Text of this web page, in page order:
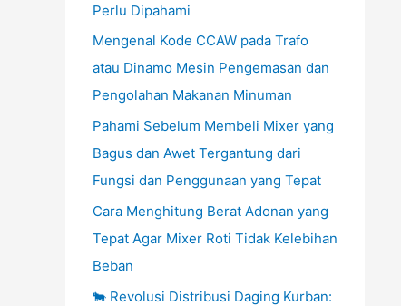
Perlu Dipahami
Mengenal Kode CCAW pada Trafo
atau Dinamo Mesin Pengemasan dan
Pengolahan Makanan Minuman
Pahami Sebelum Membeli Mixer yang
Bagus dan Awet Tergantung dari
Fungsi dan Penggunaan yang Tepat
Cara Menghitung Berat Adonan yang
Tepat Agar Mixer Roti Tidak Kelebihan
Beban
🐄 Revolusi Distribusi Daging Kurban: